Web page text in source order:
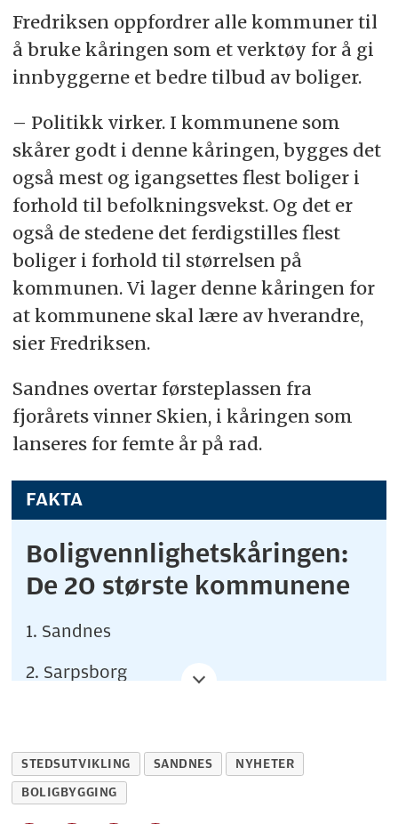
Fredriksen oppfordrer alle kommuner til
å bruke kåringen som et verktøy for å gi
innbyggerne et bedre tilbud av boliger.
– Politikk virker. I kommunene som
skårer godt i denne kåringen, bygges det
også mest og igangsettes flest boliger i
forhold til befolkningsvekst. Og det er
også de stedene det ferdigstilles flest
boliger i forhold til størrelsen på
kommunen. Vi lager denne kåringen for
at kommunene skal lære av hverandre,
sier Fredriksen.
Sandnes overtar førsteplassen fra
fjorårets vinner Skien, i kåringen som
lanseres for femte år på rad.
FAKTA
Boligvennlighetskåringen:
De 20 største kommunene
1. Sandnes
2. Sarpsborg
4. Fredrikstad
5. Trondheim
STEDSUTVIKLING SANDNES NYHETER
BOLIGBYGGING